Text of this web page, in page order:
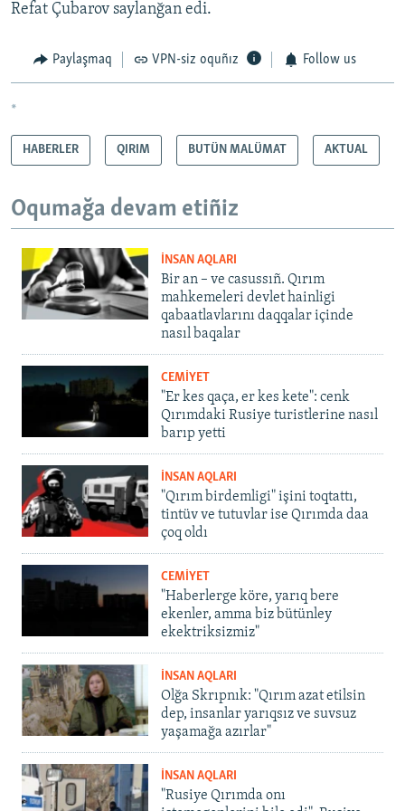
Refat Çubarov saylanğan edi.
Paylaşmaq VPN-siz oquñız Follow us
*
HABERLER QIRIM BUTÜN MALÜMAT AKTUAL
Oqumağa devam etiñiz
İNSAN AQLARI
Bir an – ve casussıñ. Qırım
mahkemeleri devlet hainligi
qabaatlavlarını daqqalar içinde
nasıl baqalar
CEMİYET
"Er kes qaça, er kes kete": cenk
Qırımdaki Rusiye turistlerine nasıl
barıp yetti
İNSAN AQLARI
"Qırım birdemligi" işini toqtattı,
tintüv ve tutuvlar ise Qırımda daa
çoq oldı
CEMİYET
"Haberlerge köre, yarıq bere
ekenler, amma biz bütünley
ekektriksizmiz"
İNSAN AQLARI
Olğa Skrıpnık: "Qırım azat etilsin
dep, insanlar yarıqsız ve suvsuz
yaşamağa azırlar"
İNSAN AQLARI
"Rusiye Qırımda onı